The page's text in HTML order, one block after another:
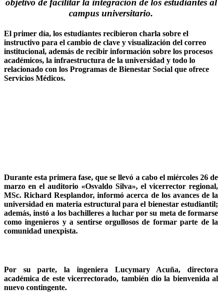
objetivo de facilitar la integración de los estudiantes al
campus universitario.
El primer día, los estudiantes recibieron charla sobre el
instructivo para el cambio de clave y visualización del correo
institucional, además de recibir información sobre los procesos
académicos, la infraestructura de la universidad y todo lo
relacionado con los Programas de Bienestar Social que ofrece
Servicios Médicos.
Durante esta primera fase, que se llevó a cabo el miércoles 26 de
marzo en el auditorio «Osvaldo Silva», el vicerrector regional,
MSc. Richard Resplandor, informó acerca de los avances de la
universidad en materia estructural para el bienestar estudiantil;
además, instó a los bachilleres a luchar por su meta de formarse
como ingenieros y a sentirse orgullosos de formar parte de la
comunidad unexpista.
Por su parte, la ingeniera Lucymary Acuña, directora
académica de este vicerrectorado, también dio la bienvenida al
nuevo contingente.